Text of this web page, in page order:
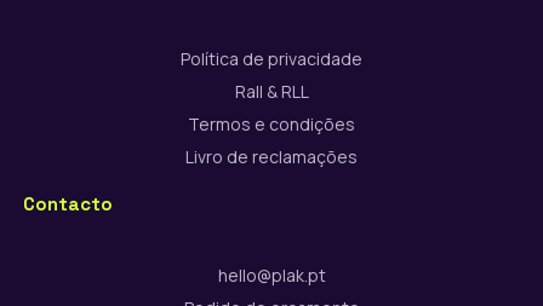
Política de privacidade
Rall & RLL
Termos e condições
Livro de reclamações
Contacto
hello@plak.pt